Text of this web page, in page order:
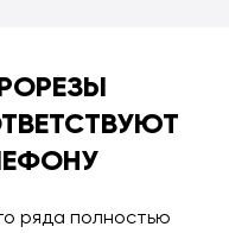
ряда полностью